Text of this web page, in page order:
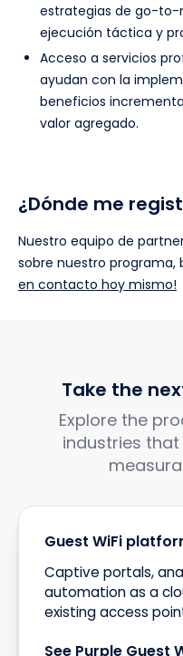
estrategias de go-to-
ejecución táctica y
Acceso a servicios
ayudan con la
beneficios
valor agregado.
¿Dónde me
Nuestro equipo de
sobre nuestro programa,
en contacto hoy mismo!
Take the
Explore the
industries
Guest WiFi
Captive portals,
automation as a
existing access
See Purple Guest